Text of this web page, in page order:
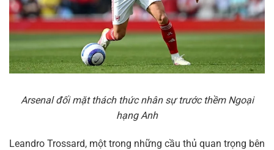
Arsenal đối mặt thách thức nhân sự trước thềm Ngoại
hạng Anh
Leandro Trossard, một trong những cầu thủ quan trọng bên